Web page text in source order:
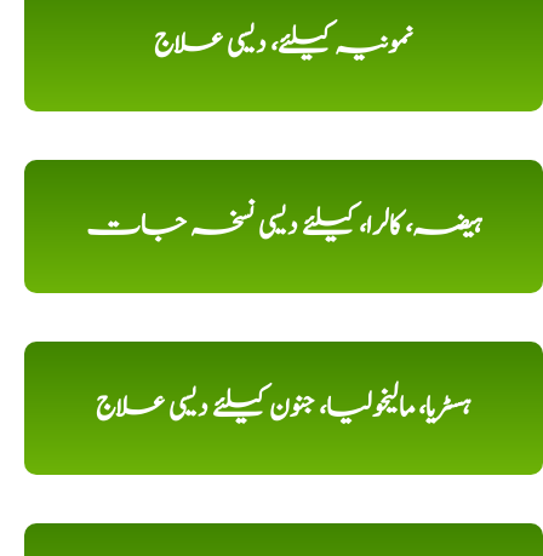
نمونیہ کیلئے، دیسی علاج
ہیضہ، کالرا، کیلئے دیسی نسخہ جات
ہسٹریا، مالیخولیا، جنون کیلئے دیسی علاج